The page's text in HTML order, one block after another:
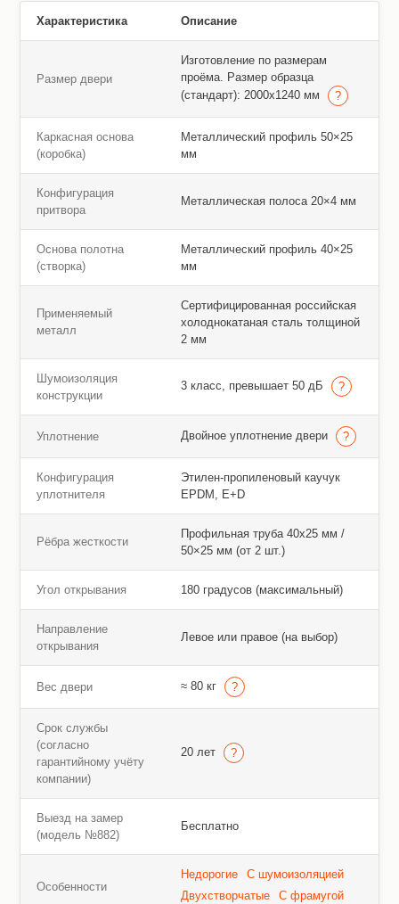
Характеристика Описание
Размер двери
Изготовление по размерам
проёма. Размер образца
(стандарт): 2000х1240 мм
Каркасная основа
(коробка)
Металлический профиль 50×25
мм
Конфигурация
притвора
Металлическая полоса 20×4 мм
Основа полотна
(створка)
Металлический профиль 40×25
мм
Применяемый
металл
Сертифицированная российская
холоднокатаная сталь толщиной
2 мм
Шумоизоляция
конструкции
3 класс, превышает 50 дБ
Уплотнение Двойное уплотнение двери
Конфигурация
уплотнителя
Этилен-пропиленовый каучук
EPDM, E+D
Рёбра жесткости
Профильная труба 40х25 мм /
50×25 мм (от 2 шт.)
Угол открывания 180 градусов (максимальный)
Направление
открывания
Левое или правое (на выбор)
Вес двери ≈ 80 кг
Срок службы
(согласно
гарантийному учёту
компании)
20 лет
Выезд на замер
(модель №882)
Бесплатно
Особенности
Недорогие
С шумоизоляцией
Двухстворчатые
С фрамугой